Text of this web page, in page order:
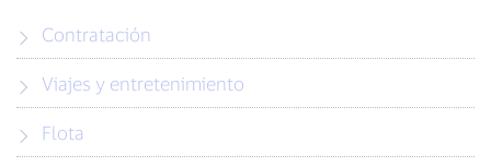
Contratación
Viajes y entretenimiento
Flota